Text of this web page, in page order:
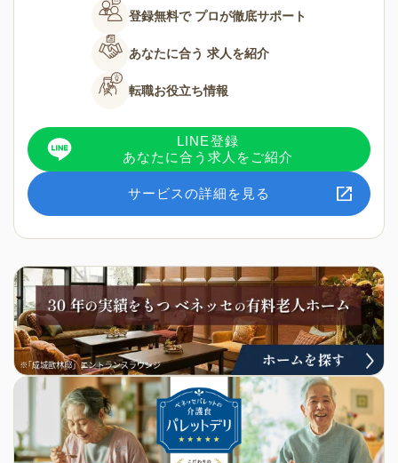
登録無料で プロが徹底サポート
あなたに合う 求人を紹介
転職お役立ち情報
LINE登録
あなたに合う求人をご紹介
サービスの詳細を見る